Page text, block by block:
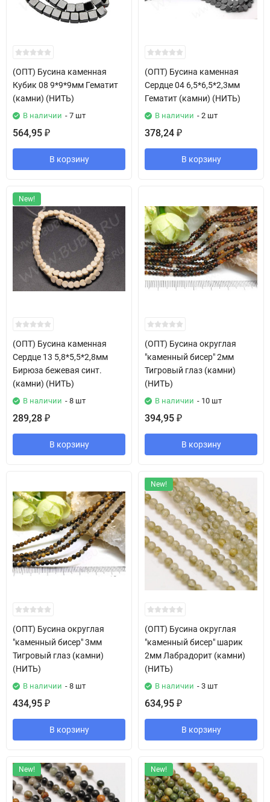
(ОПТ) Бусина каменная
Кубик 08 9*9*9мм Гематит
(камни) (НИТЬ)
В наличии - 7 шт
564,95 ₽
В корзину
(ОПТ) Бусина каменная
Сердце 04 6,5*6,5*2,3мм
Гематит (камни) (НИТЬ)
В наличии - 2 шт
378,24 ₽
В корзину
New!
(ОПТ) Бусина каменная
Сердце 13 5,8*5,5*2,8мм
Бирюза бежевая синт.
(камни) (НИТЬ)
В наличии - 8 шт
289,28 ₽
В корзину
(ОПТ) Бусина округлая
"каменный бисер" 2мм
Тигровый глаз (камни)
(НИТЬ)
В наличии - 10 шт
394,95 ₽
В корзину
(ОПТ) Бусина округлая
"каменный бисер" 3мм
Тигровый глаз (камни)
(НИТЬ)
В наличии - 8 шт
434,95 ₽
В корзину
New!
(ОПТ) Бусина округлая
"каменный бисер" шарик
2мм Лабрадорит (камни)
(НИТЬ)
В наличии - 3 шт
634,95 ₽
В корзину
New! New!